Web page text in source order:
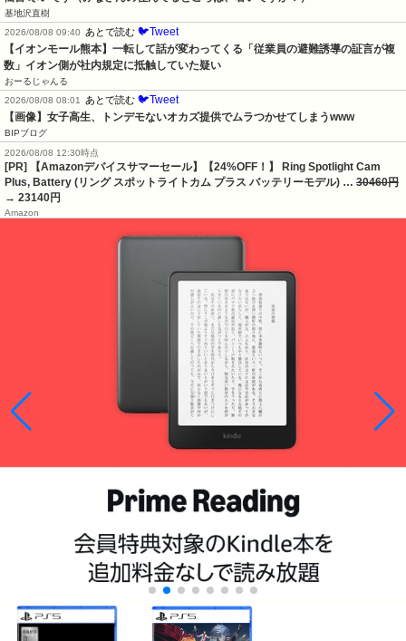
基地沢直樹
2026/08/08 09:40
あとで読む 🐦Tweet
【イオンモール熊本】一転して話が変わってくる「従業員の避難誘導の証言が複
数」イオン側が社内規定に抵触していた疑い
おーるじゃんる
2026/08/08 08:01
あとで読む 🐦Tweet
【画像】女子高生、トンデモないオカズ提供でムラつかせてしまうwww
BIPブログ
2026/08/08 12:30時点
[PR] 【Amazonデバイスサマーセール】【24%OFF！】 Ring Spotlight Cam
Plus, Battery (リング スポットライトカム プラス バッテリーモデル) … 30460円
→ 23140円
Amazon